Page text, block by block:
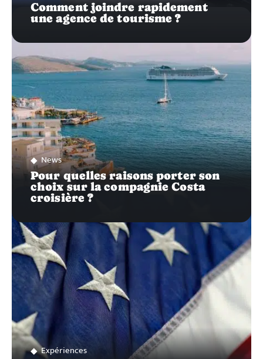
Comment joindre rapidement
une agence de tourisme ?
News
Pour quelles raisons porter son
choix sur la compagnie Costa
croisière ?
Expériences